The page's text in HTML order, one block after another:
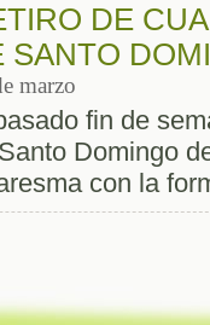
DE
SANTO
marzo
fin de
Domingo
con la